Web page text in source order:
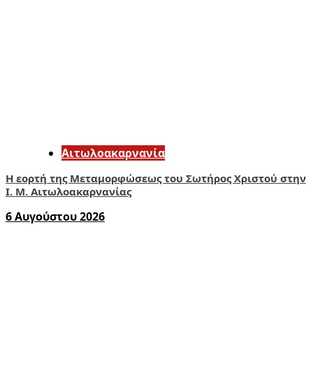
Αιτωλοακαρνανία
Η εορτή της Μεταμορφώσεως του Σωτήρος Χριστού στην
Ι. Μ. Αιτωλοακαρνανίας
6 Αυγούστου 2026